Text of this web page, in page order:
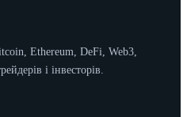
Ethereum, DeFi, Web3,
і інвесторів.